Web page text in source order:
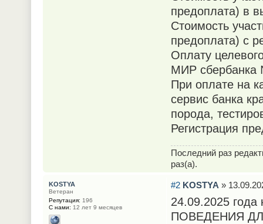
предоплата) в
Стоимость
предоплата) с
Оплату
МИР сбербанка
При оплате на
сервис банка
порода,
Регистрация
Последний раз
раз(а).
#2 KOSTYA »
24.09.2025
ПОВЕДЕНИЯ
KOSTYA
Ветеран
Репутация: 196
С нами: 12 лет 9 месяцев